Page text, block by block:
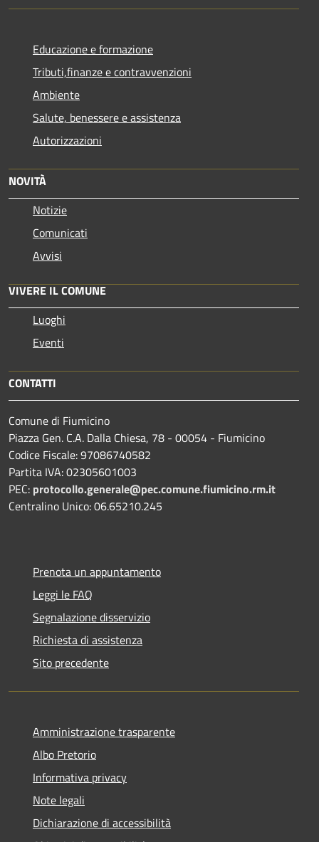
Educazione e formazione
Tributi,finanze e contravvenzioni
Ambiente
Salute, benessere e assistenza
Autorizzazioni
NOVITÀ
Notizie
Comunicati
Avvisi
VIVERE IL COMUNE
Luoghi
Eventi
CONTATTI
Comune di Fiumicino
Piazza Gen. C.A. Dalla Chiesa, 78 - 00054 - Fiumicino
Codice Fiscale: 97086740582
Partita IVA: 02305601003
PEC: protocollo.generale@pec.comune.fiumicino.rm.it
Centralino Unico: 06.65210.245
Prenota un appuntamento
Leggi le FAQ
Segnalazione disservizio
Richiesta di assistenza
Sito precedente
Amministrazione trasparente
Albo Pretorio
Informativa privacy
Note legali
Dichiarazione di accessibilità